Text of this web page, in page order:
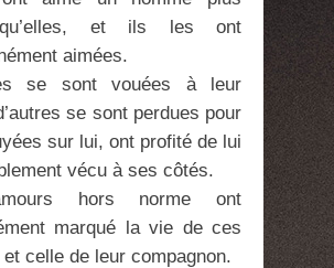
et ils les ont
aimées.
se sont vouées à leur
se sont perdues pour
sur lui, ont profité de lui
vécu à ses côtés.
hors norme ont
marqué la vie de ces
celle de leur compagnon.